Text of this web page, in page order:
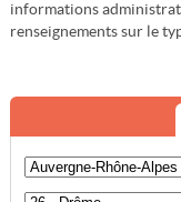
informations
renseignements sur le